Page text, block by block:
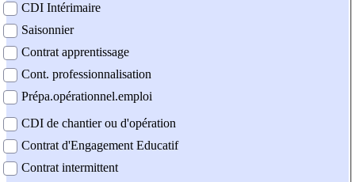
CDI Intérimaire
Saisonnier
Contrat apprentissage
Cont. professionnalisation
Prépa.opérationnel.emploi
CDI de chantier ou d'opération
Contrat d'Engagement Educatif
Contrat intermittent